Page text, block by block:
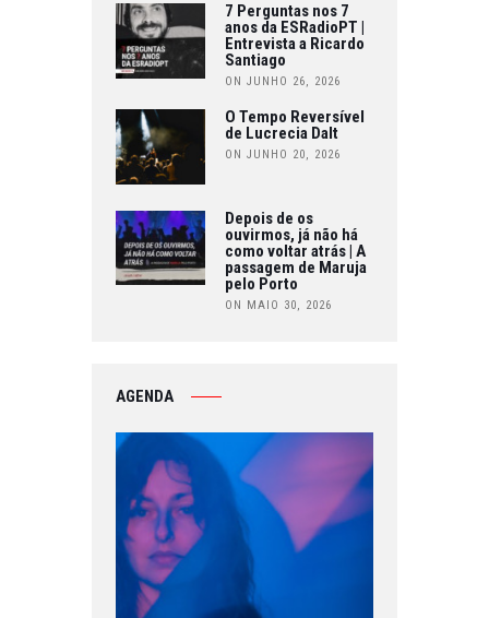
7 Perguntas nos 7
anos da ESRadioPT |
Entrevista a Ricardo
Santiago
ON JUNHO 26, 2026
O Tempo Reversível
de Lucrecia Dalt
ON JUNHO 20, 2026
Depois de os
ouvirmos, já não há
como voltar atrás | A
passagem de Maruja
pelo Porto
ON MAIO 30, 2026
AGENDA